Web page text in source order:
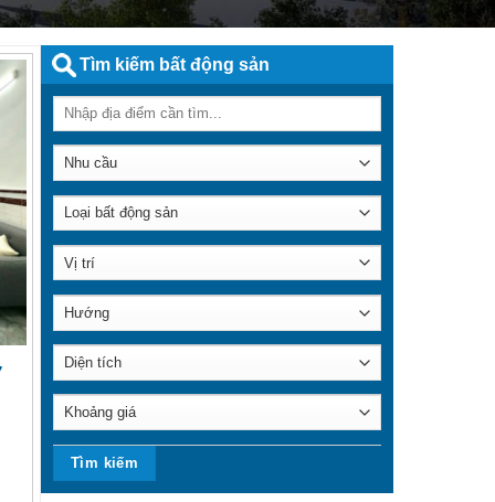
Tìm kiếm bất động sản